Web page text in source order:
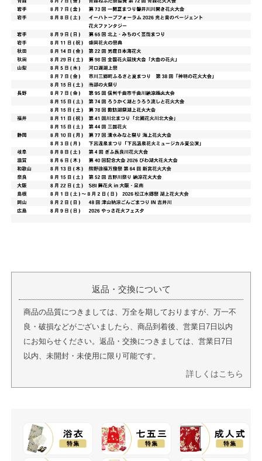
返品・交換について
商品の品質につきましては、万全を期しておりますが、万一不
良・破損などがございましたら、商品到着後、営業日7日以内
にお知らせください。返品・交換につきましては、営業日7日
以内、未開封・未使用に限り可能です。
詳しくはこちら